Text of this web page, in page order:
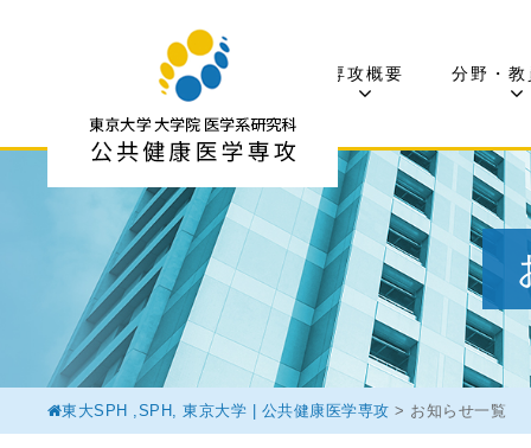
専攻概要 分野・
東大SPH ,SPH, 東京大学 | 公共健康医学専攻 > お知らせ一覧